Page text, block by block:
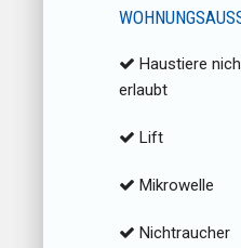
Haustiere
erlaubt
Lift
Mikrowelle
Nichtraucher